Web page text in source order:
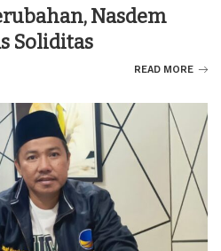
Nasdem
Soliditas
READ MORE